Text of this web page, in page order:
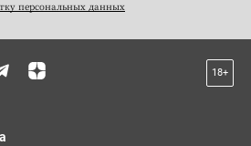
персональных данных
18+